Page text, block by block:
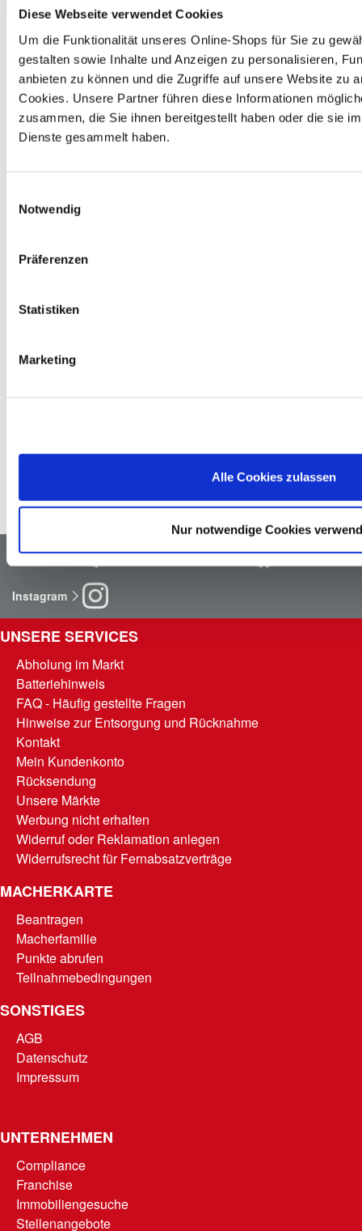
Diese Webseite verwendet Cookies
Um die Funktionalität unseres Online-Shops für Sie zu
gestalten sowie Inhalte und Anzeigen zu personalisieren,
anbieten zu können und die Zugriffe auf unsere Website zu
Cookies. Unsere Partner führen diese Informationen
zusammen, die Sie ihnen bereitgestellt haben oder die sie
Dienste gesammelt haben.
Notwendig
Präferenzen
Statistiken
Marketing
Alle Cookies zulassen
Nur notwendige Cookies
Eingangsbereich über eine Entsorgungsstation. In dieser
grünen Box kannst du Haushaltsbatterien, Leuchtmittel
und PU-Schaumdosen kostenlos zurückgeben. Wir
sorgen für das ordnungsgemäße Recycling bzw. die
entsprechende Entsorgung.
Autobatterie
Elektro-Altgeräte
25 cm sind, kostenlos zurückgeben. Größere Geräte
Altöl
das ordnungsgemäße Recycling bzw. die entsprechende
Newsletter Facebook
Instagram
UNSERE SERVICES
Abholung im Markt
Batteriehinweis
FAQ - Häufig gestellte Fragen
Hinweise zur Entsorgung und Rücknahme
Kontakt
Mein Kundenkonto
Rücksendung
Unsere Märkte
Werbung nicht erhalten
Widerruf oder Reklamation anlegen
Widerrufsrecht für Fernabsatzverträge
MACHERKARTE
Beantragen
Macherfamilie
Punkte abrufen
Teilnahmebedingungen
SONSTIGES
AGB
Datenschutz
Impressum
UNTERNEHMEN
Compliance
Franchise
Immobiliengesuche
Stellenangebote